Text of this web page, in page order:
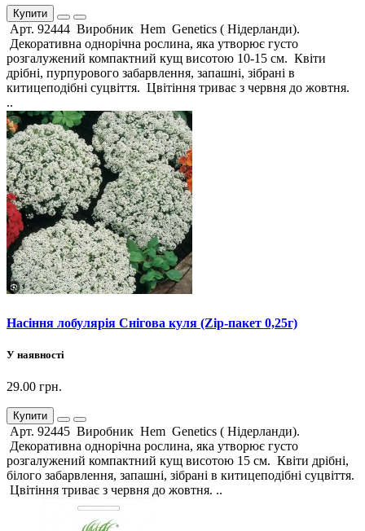
Купити
Арт. 92444 Виробник Hem Genetics ( Нідерланди).
Декоративна однорічна рослина, яка утворює густо
розгалужений компактний кущ висотою 10-15 см. Квіти
дрібні, пурпурового забарвлення, запашні, зібрані в
китицеподібні суцвіття. Цвітіння триває з червня до жовтня.
..
Насіння лобулярія Снігова куля (Zip-пакет 0,25г)
У наявності
29.00 грн.
Купити
Арт. 92445 Виробник Hem Genetics ( Нідерланди).
Декоративна однорічна рослина, яка утворює густо
розгалужений компактний кущ висотою 15 см. Квіти дрібні,
білого забарвлення, запашні, зібрані в китицеподібні суцвіття.
Цвітіння триває з червня до жовтня. ..